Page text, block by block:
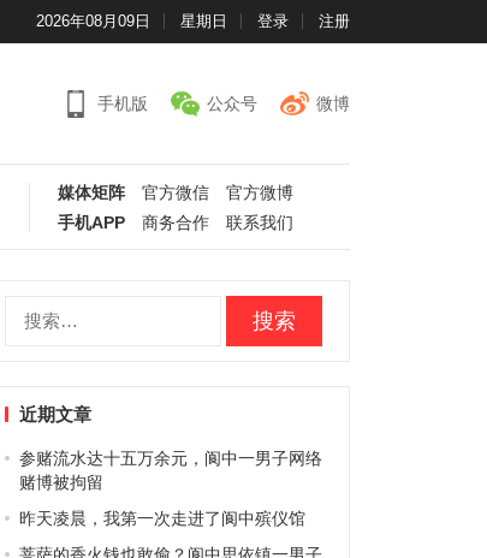
2026年08月09日 星期日 登录 注册
手机版 公众号 微博
媒体矩阵 官方微信
官方微博
手机APP
商务合作 联系我们
近期文章
参赌流水达十五万余元，阆中一男子网络
赌博被拘留
昨天凌晨，我第一次走进了阆中殡仪馆